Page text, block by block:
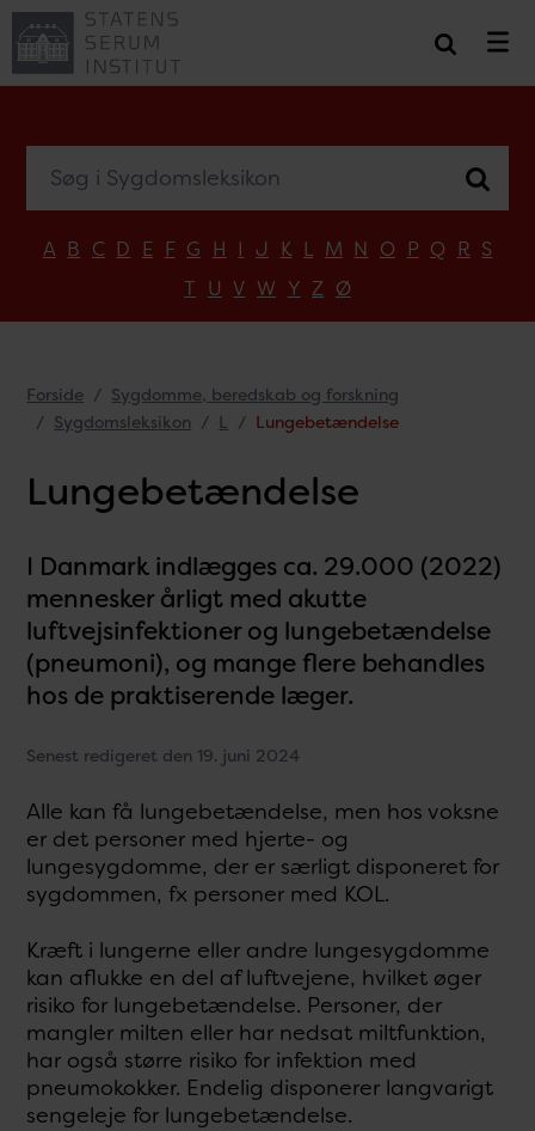
A B C D E F G H I J K L M N O P Q R S
T U V W Y Z Ø
Forside
Sygdomme, beredskab og forskning
Sygdomsleksikon
L Lungebetændelse
Lungebetændelse
I Danmark indlægges ca. 29.000 (2022)
mennesker årligt med akutte
luftvejsinfektioner og lungebetændelse
(pneumoni), og mange flere behandles
hos de praktiserende læger.
Senest redigeret den 19. juni 2024
Alle kan få lungebetændelse, men hos voksne
er det personer med hjerte- og
lungesygdomme, der er særligt disponeret for
sygdommen, fx personer med KOL.
Kræft i lungerne eller andre lungesygdomme
kan aflukke en del af luftvejene, hvilket øger
risiko for lungebetændelse. Personer, der
mangler milten eller har nedsat miltfunktion,
har også større risiko for infektion med
pneumokokker. Endelig disponerer langvarigt
sengeleje for lungebetændelse.